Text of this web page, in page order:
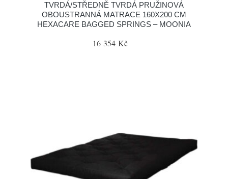
TVRDÁ/STŘEDNĚ TVRDÁ PRUŽINOVÁ
OBOUSTRANNÁ MATRACE 160X200 CM
HEXACARE BAGGED SPRINGS – MOONIA
16 354 Kč